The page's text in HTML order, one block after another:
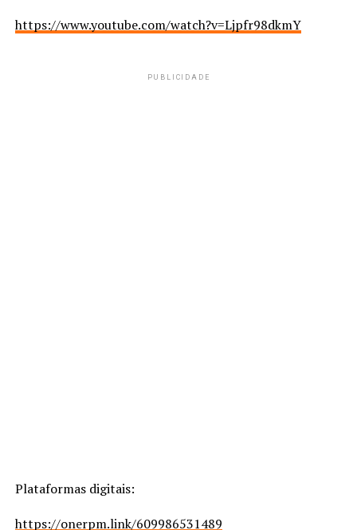
https://www.youtube.com/watch?v=Ljpfr98dkmY
PUBLICIDADE
Plataformas digitais:
https://onerpm.link/609986531489